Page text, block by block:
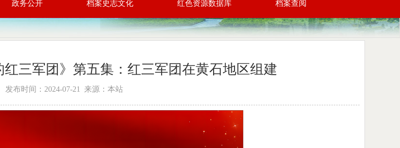
政务公开 档案史志文化 红色资源数据库 档案查阅
三军团》第五集：红三军团在黄石地区组建
发布时间：2024-07-21 来源：本站